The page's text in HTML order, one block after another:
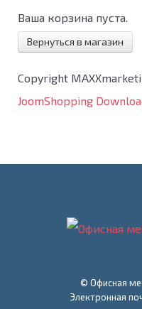
Ваша корзина пуста.
Вернуться в магазин
Copyright
JoomShopping
© Офисная
Электронная